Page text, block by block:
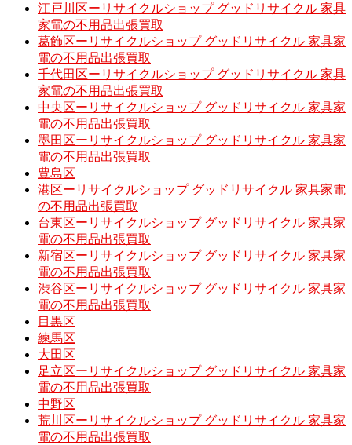
江戸川区ーリサイクルショップ グッドリサイクル 家具
家電の不用品出張買取
葛飾区ーリサイクルショップ グッドリサイクル 家具家
電の不用品出張買取
千代田区ーリサイクルショップ グッドリサイクル 家具
家電の不用品出張買取
中央区ーリサイクルショップ グッドリサイクル 家具家
電の不用品出張買取
墨田区ーリサイクルショップ グッドリサイクル 家具家
電の不用品出張買取
豊島区
港区ーリサイクルショップ グッドリサイクル 家具家電
の不用品出張買取
台東区ーリサイクルショップ グッドリサイクル 家具家
電の不用品出張買取
新宿区ーリサイクルショップ グッドリサイクル 家具家
電の不用品出張買取
渋谷区ーリサイクルショップ グッドリサイクル 家具家
電の不用品出張買取
目黒区
練馬区
大田区
足立区ーリサイクルショップ グッドリサイクル 家具家
電の不用品出張買取
中野区
荒川区ーリサイクルショップ グッドリサイクル 家具家
電の不用品出張買取